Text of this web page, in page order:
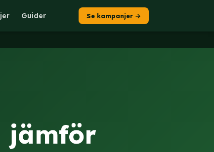
Guider Se kampanjer →
jämför